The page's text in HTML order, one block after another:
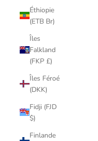
Éthiopie
(ETB Br)
Îles
Falkland
(FKP £)
Îles Féroé
(DKK)
Fidji (FJD
$)
Finlande